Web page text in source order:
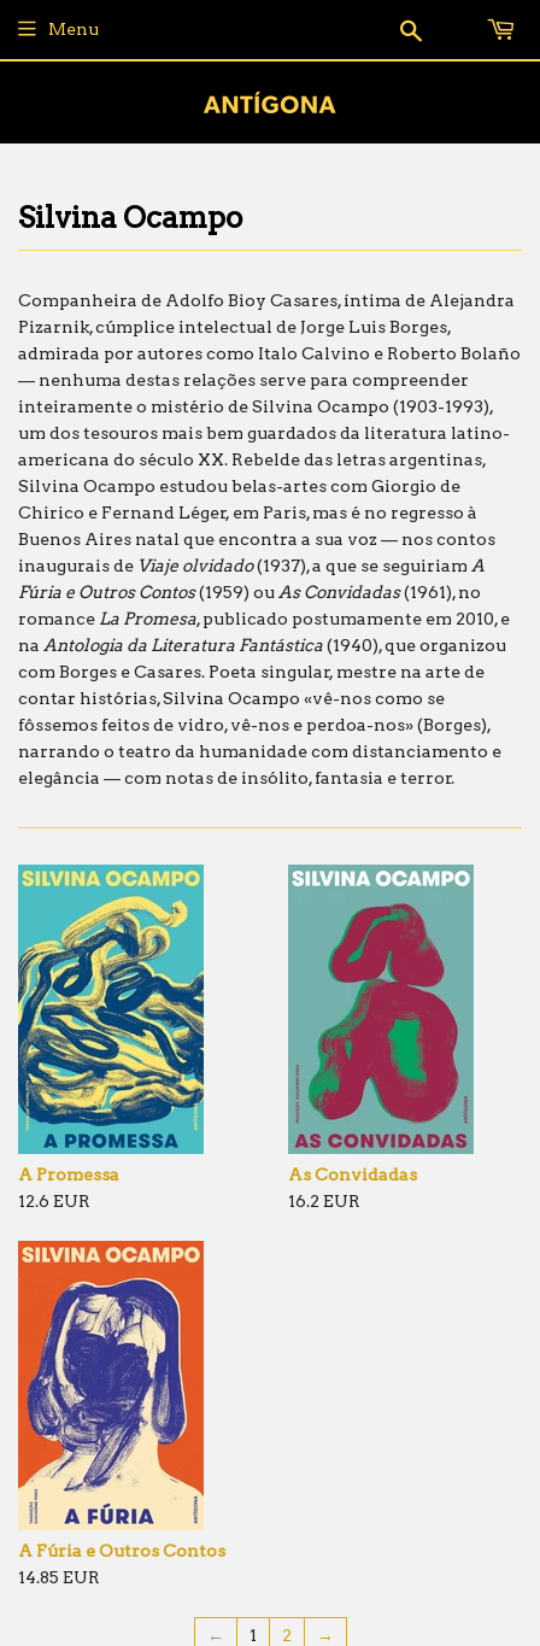
Menu Pesquisar
Silvina Ocampo
Companheira de Adolfo Bioy Casares, íntima de Alejandra
Pizarnik, cúmplice intelectual de Jorge Luis Borges,
admirada por autores como Italo Calvino e Roberto Bolaño
— nenhuma destas relações serve para compreender
inteiramente o mistério de Silvina Ocampo (1903-1993),
um dos tesouros mais bem guardados da literatura latino-
americana do século XX. Rebelde das letras argentinas,
Silvina Ocampo estudou belas-artes com Giorgio de
Chirico e Fernand Léger, em Paris, mas é no regresso à
Buenos Aires natal que encontra a sua voz — nos contos
inaugurais de Viaje olvidado(1937), a que se seguiriam A
Fúria e Outros Contos(1959) ou As Convidadas(1961), no
romance La Promesa, publicado postumamente em 2010, e
na Antologia da Literatura Fantástica(1940), que organizou
com Borges e Casares. Poeta singular, mestre na arte de
contar histórias, Silvina Ocampo «vê-nos como se
fôssemos feitos de vidro, vê-nos e perdoa-nos» (Borges),
narrando o teatro da humanidade com distanciamento e
elegância — com notas de insólito, fantasia e terror.
A Promessa
12.6 EUR
As Convidadas
16.2 EUR
A Fúria e Outros Contos
14.85 EUR
← 1 2 →